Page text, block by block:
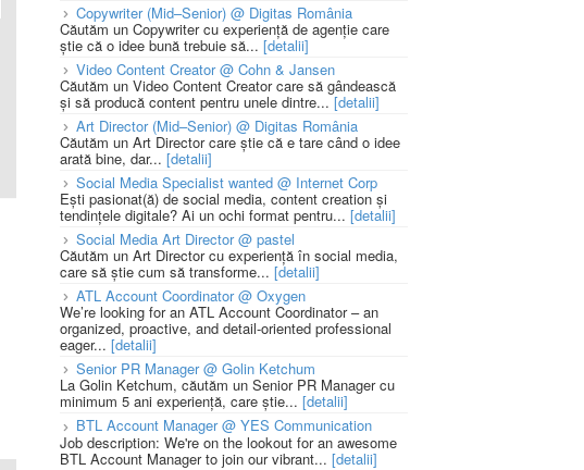
Copywriter (Mid–Senior) @ Digitas România
Căutăm un Copywriter cu experiență de agenție care
știe că o idee bună trebuie să... [detalii]
Video Content Creator @ Cohn & Jansen
Căutăm un Video Content Creator care să gândească
și să producă content pentru unele dintre...[detalii]
Art Director (Mid–Senior) @ Digitas România
Căutăm un Art Director care știe că e tare când o idee
arată bine, dar... [detalii]
Social Media Specialist wanted @ Internet Corp
Ești pasionat(ă) de social media, content creation și
tendințele digitale? Ai un ochi format pentru... [detalii]
Social Media Art Director @ pastel
Căutăm un Art Director cu experiență în social media,
care să știe cum să transforme... [detalii]
ATL Account Coordinator @ Oxygen
We’re looking for an ATL Account Coordinator – an
organized, proactive, and detail-oriented professional
eager... [detalii]
Senior PR Manager @ Golin Ketchum
La Golin Ketchum, căutăm un Senior PR Manager cu
minimum 5 ani experiență, care știe... [detalii]
BTL Account Manager @ YES Communication
Job description: We're on the lookout for an awesome
BTL Account Manager to join our vibrant... [detalii]